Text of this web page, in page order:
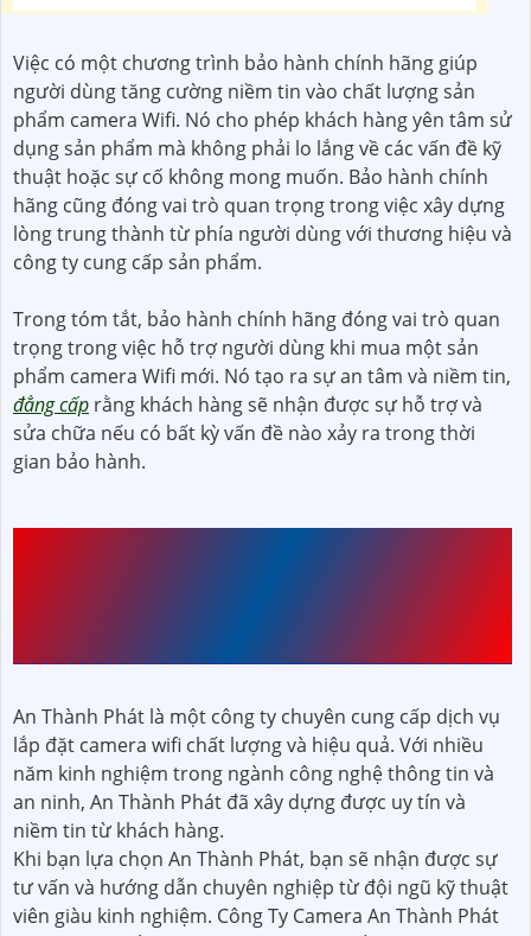
Việc có một chương trình bảo hành chính hãng giúp
người dùng tăng cường niềm tin vào chất lượng sản
phẩm camera Wifi. Nó cho phép khách hàng yên tâm sử
dụng sản phẩm mà không phải lo lắng về các vấn đề kỹ
thuật hoặc sự cố không mong muốn. Bảo hành chính
hãng cũng đóng vai trò quan trọng trong việc xây dựng
lòng trung thành từ phía người dùng với thương hiệu và
công ty cung cấp sản phẩm.
sửa chữa nếu có bất kỳ vấn đề nào xảy ra trong thời
gian bảo hành.
AN THÀNH PHÁT SẼ HƯỚNG
DẪN LẮP ĐẶT CAMERA
WIFI CHO BẠN